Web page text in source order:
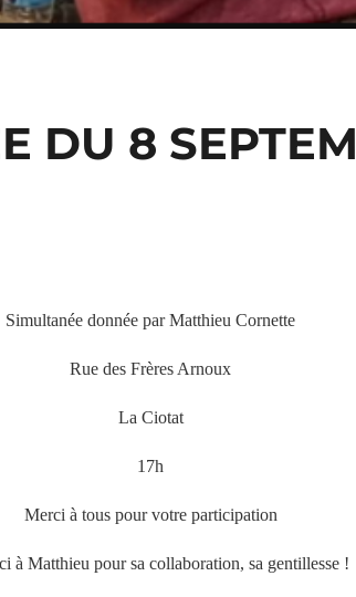
DU 8
Simultanée donnée par Matthieu Cornette
Rue des Frères Arnoux
La Ciotat
17h
Merci à tous pour votre participation
à Matthieu pour sa collaboration, sa gentillesse !